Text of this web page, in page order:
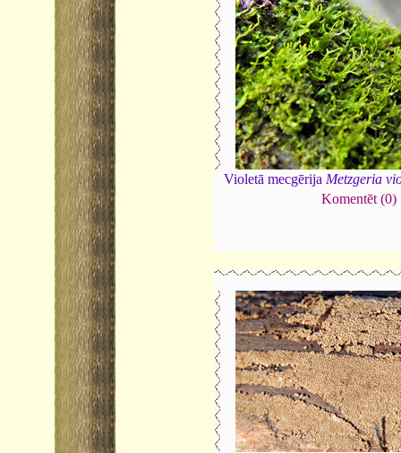
Violetā mecgērija Metzgeria
Komentēt (0)